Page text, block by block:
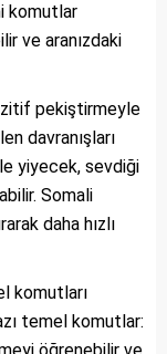
komutlar
ve aranızdaki
pekiştirmeyle
davranışları
yiyecek, sevdiği
Somali
daha hızlı
komutları
temel komutlar: